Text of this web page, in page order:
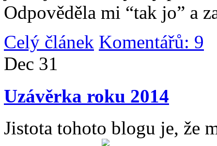
Odpověděla mi “tak jo” a
Celý článek Komentářů: 9
Dec 31
Uzávěrka roku 2014
Jistota tohoto blogu je, že